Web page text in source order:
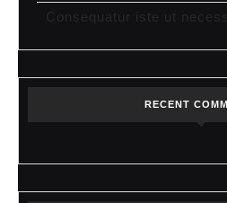
Consequatur iste ut
RECENT